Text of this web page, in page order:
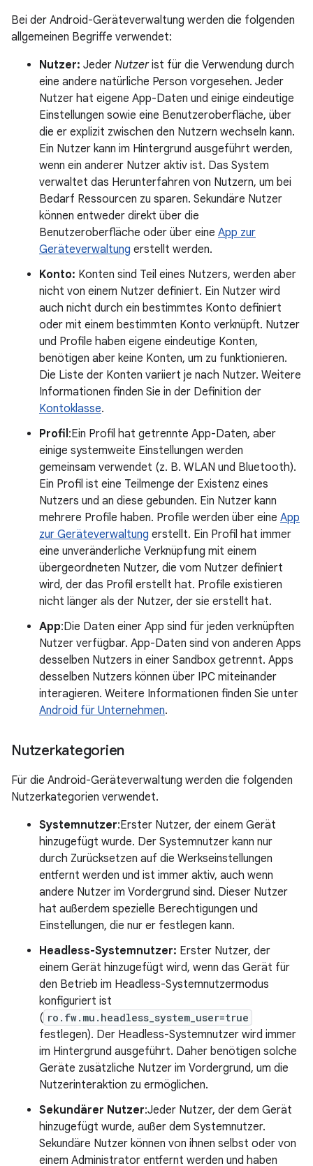
Bei der Android-Geräteverwaltung werden die folgenden
allgemeinen Begriffe verwendet:
Nutzer: Jeder Nutzerist für die Verwendung durch
eine andere natürliche Person vorgesehen. Jeder
Nutzer hat eigene App-Daten und einige eindeutige
Einstellungen sowie eine Benutzeroberfläche, über
die er explizit zwischen den Nutzern wechseln kann.
Ein Nutzer kann im Hintergrund ausgeführt werden,
wenn ein anderer Nutzer aktiv ist. Das System
verwaltet das Herunterfahren von Nutzern, um bei
Bedarf Ressourcen zu sparen. Sekundäre Nutzer
können entweder direkt über die
Benutzeroberfläche oder über eine App zur
Geräteverwaltung erstellt werden.
Konto: Konten sind Teil eines Nutzers, werden aber
nicht von einem Nutzer definiert. Ein Nutzer wird
auch nicht durch ein bestimmtes Konto definiert
oder mit einem bestimmten Konto verknüpft. Nutzer
und Profile haben eigene eindeutige Konten,
benötigen aber keine Konten, um zu funktionieren.
Die Liste der Konten variiert je nach Nutzer. Weitere
Informationen finden Sie in der Definition der
Kontoklasse.
Profil:Ein Profil hat getrennte App-Daten, aber
einige systemweite Einstellungen werden
gemeinsam verwendet (z. B. WLAN und Bluetooth).
Ein Profil ist eine Teilmenge der Existenz eines
Nutzers und an diese gebunden. Ein Nutzer kann
mehrere Profile haben. Profile werden über eine App
zur Geräteverwaltung erstellt. Ein Profil hat immer
eine unveränderliche Verknüpfung mit einem
übergeordneten Nutzer, die vom Nutzer definiert
wird, der das Profil erstellt hat. Profile existieren
nicht länger als der Nutzer, der sie erstellt hat.
App:Die Daten einer App sind für jeden verknüpften
Nutzer verfügbar. App-Daten sind von anderen Apps
desselben Nutzers in einer Sandbox getrennt. Apps
desselben Nutzers können über IPC miteinander
interagieren. Weitere Informationen finden Sie unter
Android für Unternehmen.
Nutzerkategorien
Für die Android-Geräteverwaltung werden die folgenden
Nutzerkategorien verwendet.
Systemnutzer:Erster Nutzer, der einem Gerät
hinzugefügt wurde. Der Systemnutzer kann nur
durch Zurücksetzen auf die Werkseinstellungen
entfernt werden und ist immer aktiv, auch wenn
andere Nutzer im Vordergrund sind. Dieser Nutzer
hat außerdem spezielle Berechtigungen und
Einstellungen, die nur er festlegen kann.
Headless-Systemnutzer: Erster Nutzer, der
einem Gerät hinzugefügt wird, wenn das Gerät für
den Betrieb im Headless-Systemnutzermodus
konfiguriert ist
( ro.fw.mu.headless_system_user=true
festlegen). Der Headless-Systemnutzer wird immer
im Hintergrund ausgeführt. Daher benötigen solche
Geräte zusätzliche Nutzer im Vordergrund, um die
Nutzerinteraktion zu ermöglichen.
Sekundärer Nutzer:Jeder Nutzer, der dem Gerät
hinzugefügt wurde, außer dem Systemnutzer.
Sekundäre Nutzer können von ihnen selbst oder von
einem Administrator entfernt werden und haben